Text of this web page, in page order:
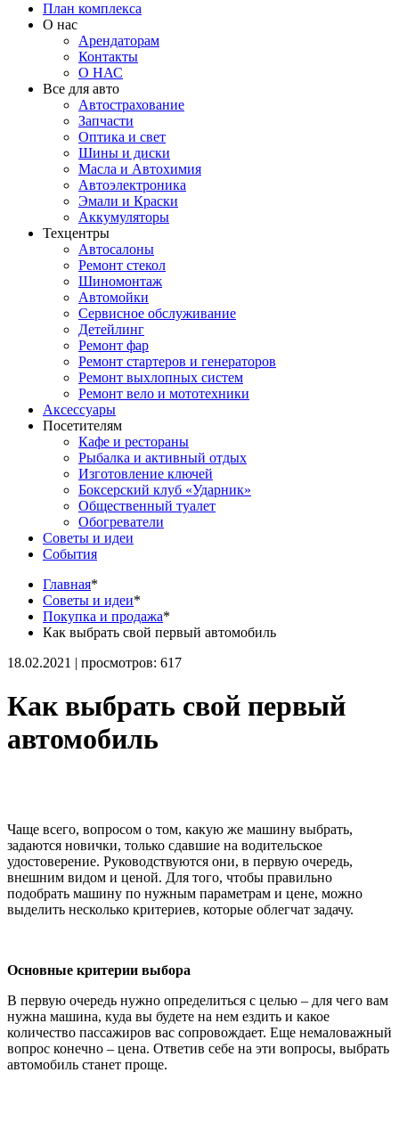
План комплекса
О нас
Арендаторам
Контакты
О НАС
Все для авто
Автострахование
Запчасти
Оптика и свет
Шины и диски
Масла и Автохимия
Автоэлектроника
Эмали и Краски
Аккумуляторы
Техцентры
Автосалоны
Ремонт стекол
Шиномонтаж
Автомойки
Сервисное обслуживание
Детейлинг
Ремонт фар
Ремонт стартеров и генераторов
Ремонт выхлопных систем
Ремонт вело и мототехники
Аксессуары
Посетителям
Кафе и рестораны
Рыбалка и активный отдых
Изготовление ключей
Боксерский клуб «Ударник»
Общественный туалет
Обогреватели
Советы и идеи
События
Главная*
Советы и идеи*
Покупка и продажа*
Как выбрать свой первый автомобиль
18.02.2021 | просмотров: 617
Как выбрать свой первый
автомобиль
Чаще всего, вопросом о том, какую же машину выбрать,
задаются новички, только сдавшие на водительское
удостоверение. Руководствуются они, в первую очередь,
внешним видом и ценой. Для того, чтобы правильно
подобрать машину по нужным параметрам и цене, можно
выделить несколько критериев, которые облегчат задачу.
Основные критерии выбора
В первую очередь нужно определиться с целью – для чего вам
нужна машина, куда вы будете на нем ездить и какое
количество пассажиров вас сопровождает. Еще немаловажный
вопрос конечно – цена. Ответив себе на эти вопросы, выбрать
автомобиль станет проще.